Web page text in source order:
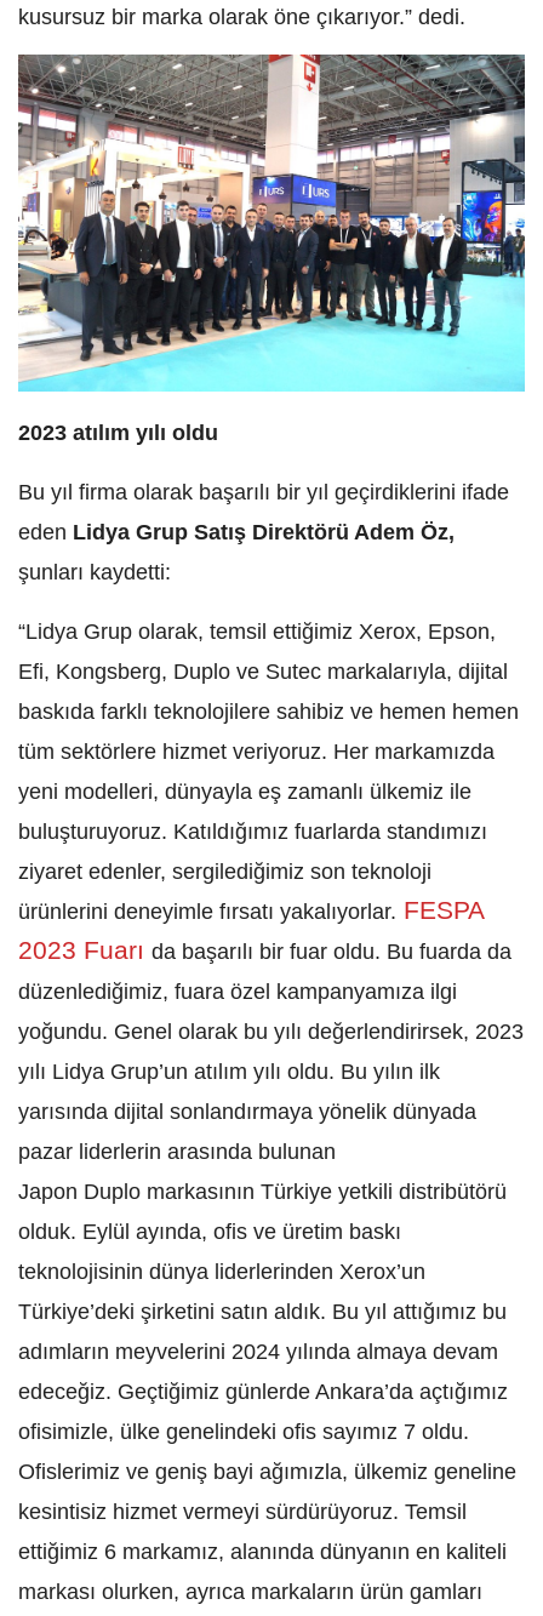
kusursuz bir marka olarak öne çıkarıyor.” dedi.
2023 atılım yılı oldu
Bu yıl firma olarak başarılı bir yıl geçirdiklerini ifade
eden Lidya Grup Satış Direktörü Adem Öz,
şunları kaydetti:
“Lidya Grup olarak, temsil ettiğimiz Xerox, Epson,
Efi, Kongsberg, Duplo ve Sutec markalarıyla, dijital
baskıda farklı teknolojilere sahibiz ve hemen hemen
tüm sektörlere hizmet veriyoruz. Her markamızda
yeni modelleri, dünyayla eş zamanlı ülkemiz ile
buluşturuyoruz. Katıldığımız fuarlarda standımızı
ziyaret edenler, sergilediğimiz son teknoloji
ürünlerini deneyimle fırsatı yakalıyorlar. FESPA
2023 Fuarı da başarılı bir fuar oldu. Bu fuarda da
düzenlediğimiz, fuara özel kampanyamıza ilgi
yoğundu. Genel olarak bu yılı değerlendirirsek, 2023
yılı Lidya Grup’un atılım yılı oldu. Bu yılın ilk
yarısında dijital sonlandırmaya yönelik dünyada
pazar liderlerin arasında bulunan
Japon Duplo markasının Türkiye yetkili distribütörü
olduk. Eylül ayında, ofis ve üretim baskı
teknolojisinin dünya liderlerinden Xerox’un
Türkiye’deki şirketini satın aldık. Bu yıl attığımız bu
adımların meyvelerini 2024 yılında almaya devam
edeceğiz. Geçtiğimiz günlerde Ankara’da açtığımız
ofisimizle, ülke genelindeki ofis sayımız 7 oldu.
Ofislerimiz ve geniş bayi ağımızla, ülkemiz geneline
kesintisiz hizmet vermeyi sürdürüyoruz. Temsil
ettiğimiz 6 markamız, alanında dünyanın en kaliteli
markası olurken, ayrıca markaların ürün gamları